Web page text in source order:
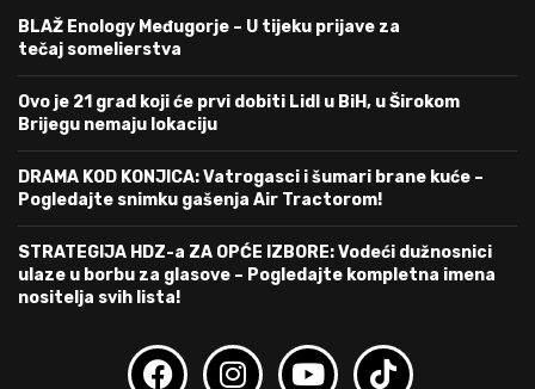
BLAŽ Enology Međugorje – U tijeku prijave za
tečaj somelierstva
Ovo je 21 grad koji će prvi dobiti Lidl u BiH, u Širokom
Brijegu nemaju lokaciju
DRAMA KOD KONJICA: Vatrogasci i šumari brane kuće –
Pogledajte snimku gašenja Air Tractorom!
STRATEGIJA HDZ-a ZA OPĆE IZBORE: Vodeći dužnosnici
ulaze u borbu za glasove – Pogledajte kompletna imena
nositelja svih lista!